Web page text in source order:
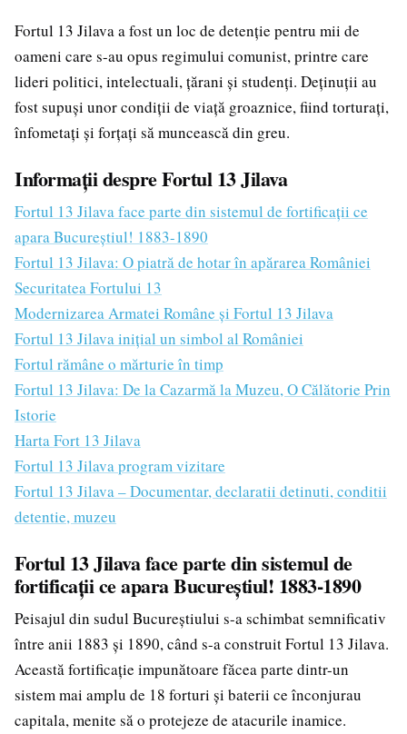
Fortul 13 Jilava a fost un loc de detenție pentru mii de
oameni care s-au opus regimului comunist, printre care
lideri politici, intelectuali, țărani și studenți. Deținuții au
fost supuși unor condiții de viață groaznice, fiind torturați,
înfometați și forțați să muncească din greu.
Informații despre Fortul 13 Jilava
Fortul 13 Jilava face parte din sistemul de fortificații ce
apara Bucureștiul! 1883-1890
Fortul 13 Jilava: O piatră de hotar în apărarea României
Securitatea Fortului 13
Modernizarea Armatei Române și Fortul 13 Jilava
Fortul 13 Jilava inițial un simbol al României
Fortul rămâne o mărturie în timp
Fortul 13 Jilava: De la Cazarmă la Muzeu, O Călătorie Prin
Istorie
Harta Fort 13 Jilava
Fortul 13 Jilava program vizitare
Fortul 13 Jilava – Documentar, declaratii detinuti, conditii
detentie, muzeu
Fortul 13 Jilava face parte din sistemul de
fortificații ce apara Bucureștiul! 1883-1890
Peisajul din sudul Bucureștiului s-a schimbat semnificativ
între anii 1883 și 1890, când s-a construit Fortul 13 Jilava.
Această fortificație impunătoare făcea parte dintr-un
sistem mai amplu de 18 forturi și baterii ce înconjurau
capitala, menite să o protejeze de atacurile inamice.